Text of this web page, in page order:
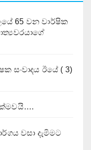
65 වන වාර්ෂික
සංවාදය ඊයේ ( 3)
වසා දැමිමට